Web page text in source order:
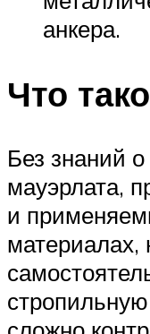
анкера.
Что
Без знаний
мауэрлата,
и
материалах,